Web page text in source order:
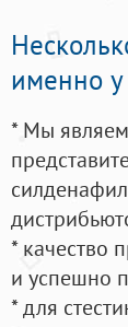
именно у
* Мы
* качество
и успешно
* для